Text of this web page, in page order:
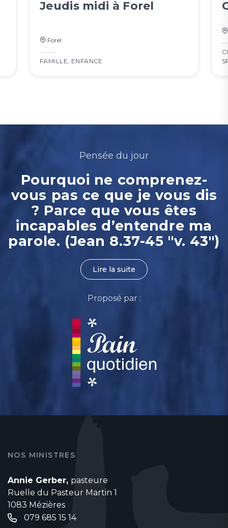
Jeudis midi à Forel
Forel
FAMILLE, ENFANCE
Pensée du jour
Pourquoi ne comprenez-
vous pas ce que je vous dis
? Parce que vous êtes
incapables d’entendre ma
parole. (Jean 8.37-45 "v. 43")
Lire la suite
Proposé par :
NOS MINISTRES
Annie Gerber, pasteure
Ruelle du Pasteur Martin 1
1083 Mézières
079 685 15 14